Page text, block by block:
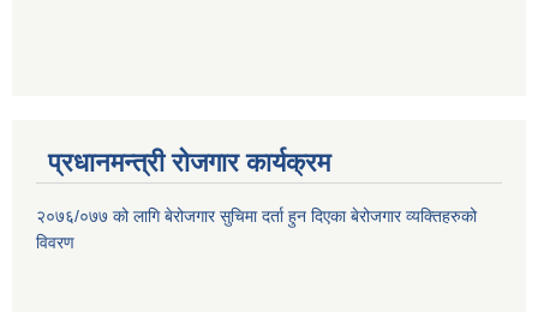
प्रधानमन्त्री रोजगार कार्यक्रम
२०७६/०७७ को लागि बेरोजगार सुचिमा दर्ता हुन दिएका बेरोजगार व्यक्तिहरुको
विवरण